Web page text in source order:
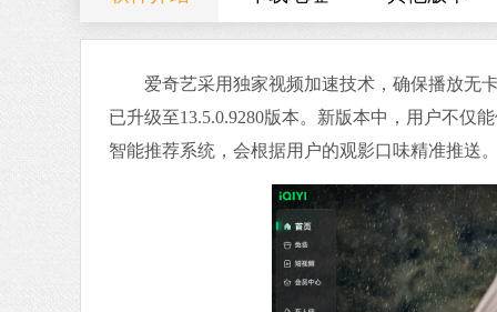
爱奇艺采用独家视频加速技术，确保播放无卡
已升级至13.5.0.9280版本。新版本中，用户不仅
智能推荐系统，会根据用户的观影口味精准推送